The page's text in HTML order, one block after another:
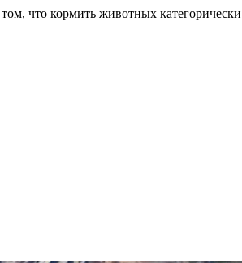
что кормить животных